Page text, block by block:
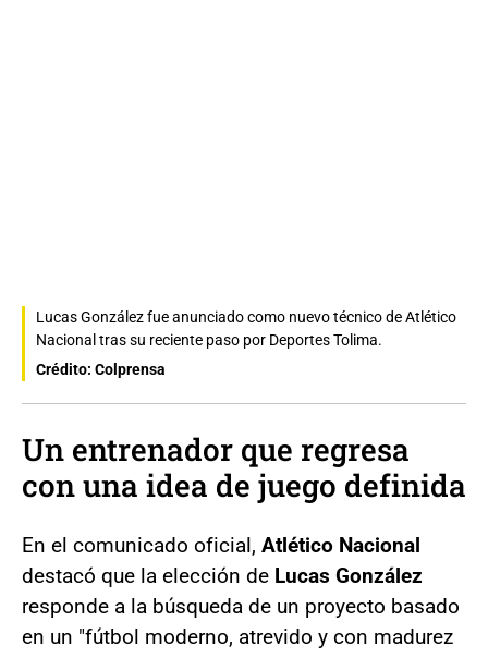
Lucas González fue anunciado como nuevo técnico de Atlético
Nacional tras su reciente paso por Deportes Tolima.
Crédito: Colprensa
Un entrenador que regresa
con una idea de juego definida
En el comunicado oficial, Atlético Nacional
destacó que la elección de Lucas González
responde a la búsqueda de un proyecto basado
en un "fútbol moderno, atrevido y con madurez